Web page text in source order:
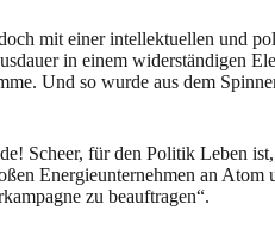
mit einer intellektuellen und
in einem widerständigen
Und so wurde aus dem
Scheer, für den Politik Leben
Energieunternehmen an
zu beauftragen“.